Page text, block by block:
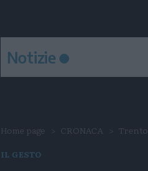
Notizie
Home page CRONACA Trento
IL GESTO